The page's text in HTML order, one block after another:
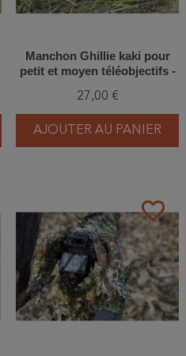
Manchon Ghillie kaki pour
petit et moyen téléobjectifs -
27,00 €
AJOUTER AU PANIER
favorite_border